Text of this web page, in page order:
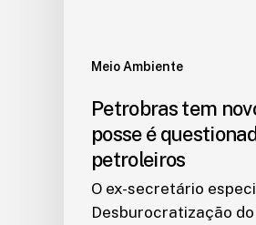
Meio Ambiente
Petrobras tem
posse é
petroleiros
O ex-secretário
Desburocratização